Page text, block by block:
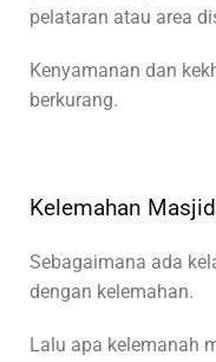
pelataran atau area
Kenyamanan dan
berkurang.
Kelemahan
Sebagaimana ada
dengan kelemahan.
Lalu apa kelemanah